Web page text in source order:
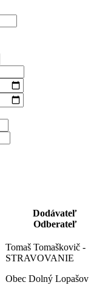
Dodávateľ
Odberateľ
Tomaš Tomaškovič -
STRAVOVANIE
Obec Dolný Lopašov